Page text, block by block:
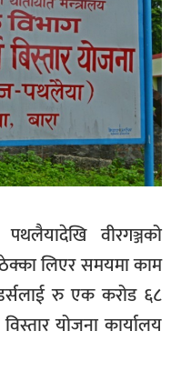
वीरगञ्जको
लिएर समयमा काम
रु एक करोड ६८
योजना कार्यालय